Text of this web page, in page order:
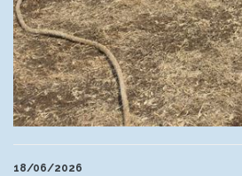
18/06/2026